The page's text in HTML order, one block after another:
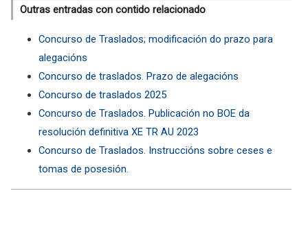
Outras entradas con contido relacionado
Concurso de Traslados; modificación do prazo para
alegacións
Concurso de traslados. Prazo de alegacións
Concurso de traslados 2025
Concurso de Traslados. Publicación no BOE da
resolución definitiva XE TR AU 2023
Concurso de Traslados. Instruccións sobre ceses e
tomas de posesión.